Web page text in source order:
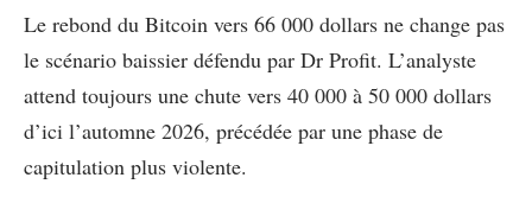
Le rebond du Bitcoin vers 66 000 dollars ne change pas
le scénario baissier défendu par Dr Profit. L’analyste
attend toujours une chute vers 40 000 à 50 000 dollars
d’ici l’automne 2026, précédée par une phase de
capitulation plus violente.